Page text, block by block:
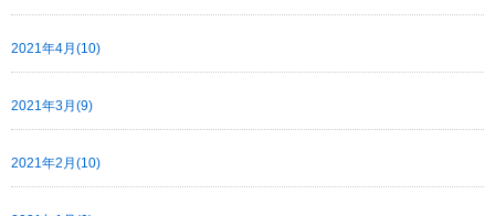
2021年4月(10)
2021年3月(9)
2021年2月(10)